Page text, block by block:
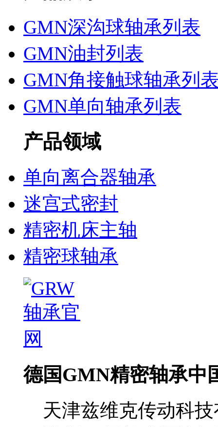
GMN深沟球轴承列表
GMN油封列表
GMN角接触球轴承列
GMN单向轴承列表
产品领域
单向离合器轴承
迷宫式密封
精密机床主轴
精密球轴承
德国GMN精密轴承中
天津兹维克传动科